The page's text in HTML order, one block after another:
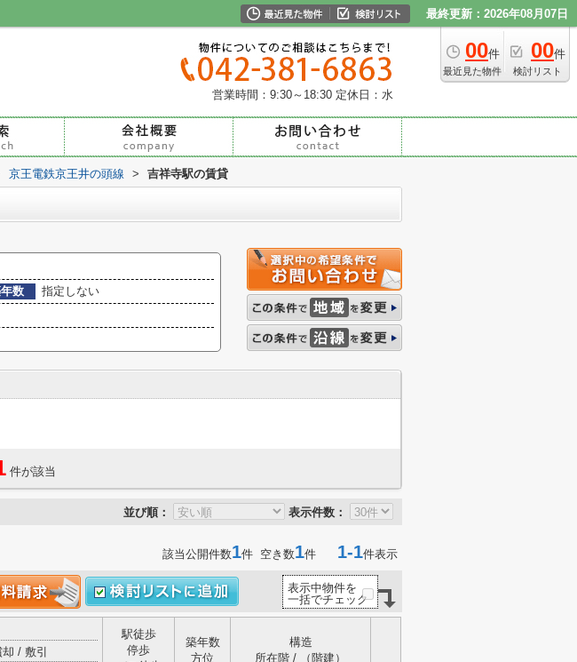
最終更新：2026年08月07日
00件
最近見た物件
00件
検討リスト
営業時間：9:30～18:30 定休日：水
京王電鉄京王井の頭線 > 吉祥寺駅の賃貸
数
指定しない
件が該当
並び順： 表示件数：
該当公開件数1件 空き数1件 1-1件表示
表示中物件を
一括でチェック
/ 敷引
駅徒歩
停歩
築年数
方位
構造
所在階 / （階建）